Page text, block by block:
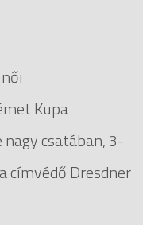
Kupa
csatában, 3-
címvédő Dresdner